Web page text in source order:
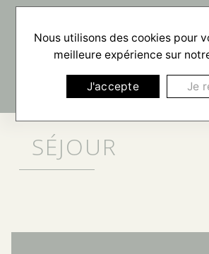
☰
SÉJOUR
Nous utilisons des cookies pour
meilleure expérience sur
J'accepte Je